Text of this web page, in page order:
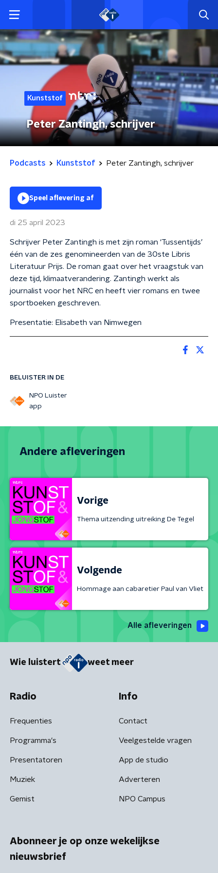
Kunststof
Peter Zantingh, schrijver
Podcasts Kunststof Peter Zantingh, schrijver
BELUISTER IN DE
NPO Luister
app
Speel aflevering af
di 25 april 2023
Schrijver Peter Zantingh is met zijn roman ‘Tussentijds’
één van de zes genomineerden van de 30ste Libris
Literatuur Prijs. De roman gaat over het vraagstuk van
deze tijd, klimaatverandering. Zantingh werkt als
journalist voor het NRC en heeft vier romans en twee
sportboeken geschreven.
Presentatie: Elisabeth van Nimwegen
Andere afleveringen
Vorige
Thema uitzending uitreiking De Tegel
Volgende
Hommage aan cabaretier Paul van Vliet
Alle afleveringen
Wie luistert weet meer
Radio
Frequenties
Programma's
Presentatoren
Muziek
Gemist
Info
Contact
Veelgestelde vragen
App de studio
Adverteren
NPO Campus
Abonneer je op onze wekelijkse
nieuwsbrief